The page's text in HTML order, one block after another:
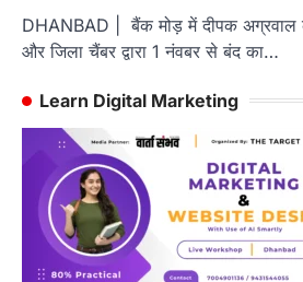
DHANBAD | बैंक मोड़ में दीपक अग्रवाल
और जिला चैंबर द्वारा 1 नंवबर से बंद का…
Learn Digital Marketing